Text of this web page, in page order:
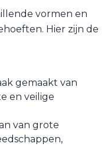
vormen en
Hier zijn de
gemaakt van
en veilige
van grote